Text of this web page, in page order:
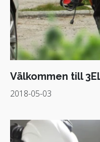
Välkommen till
2018-05-03